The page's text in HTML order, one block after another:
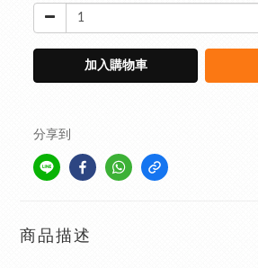
加入購物車
分享到
商品描述